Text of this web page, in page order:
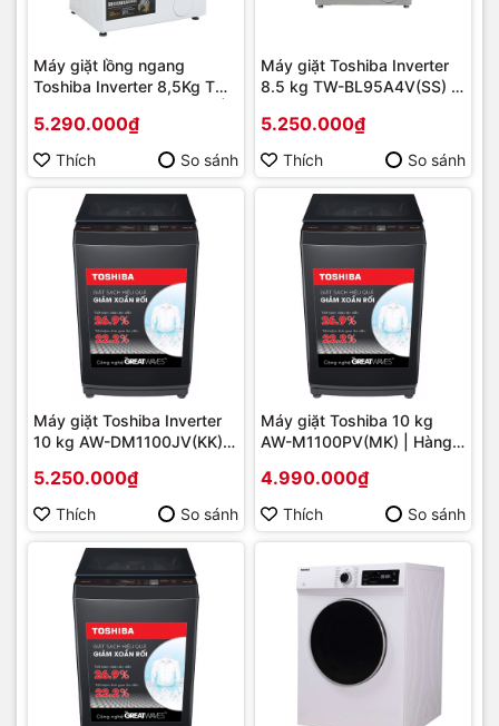
Máy giặt lồng ngang
Toshiba Inverter 8,5Kg TW-
Hàng chính hãng
5.290.000₫
Thích So sánh
Máy giặt Toshiba Inverter
8.5 kg TW-BL95A4V(SS) |
5.250.000₫
Thích So sánh
Máy giặt Toshiba Inverter
10 kg AW-DM1100JV(KK)
hãng
5.250.000₫
Thích So sánh
Máy giặt Toshiba 10 kg
AW-M1100PV(MK) | Hàng
4.990.000₫
Thích So sánh